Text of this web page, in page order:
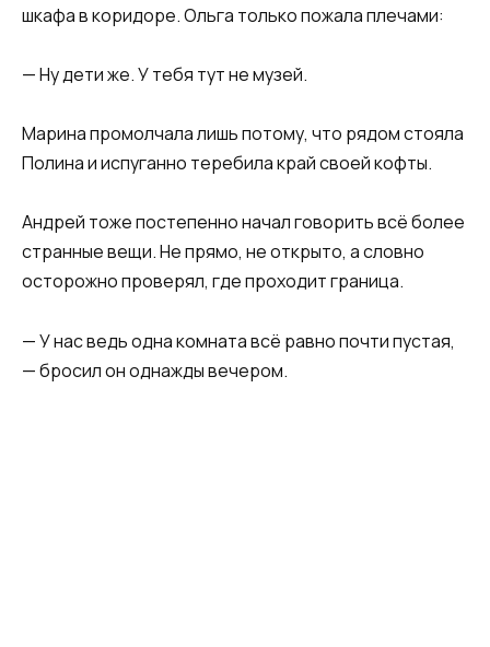
шкафа в коридоре. Ольга только пожала плечами:
— Ну дети же. У тебя тут не музей.
Марина промолчала лишь потому, что рядом стояла
Полина и испуганно теребила край своей кофты.
Андрей тоже постепенно начал говорить всё более
странные вещи. Не прямо, не открыто, а словно
осторожно проверял, где проходит граница.
— У нас ведь одна комната всё равно почти пустая,
— бросил он однажды вечером.